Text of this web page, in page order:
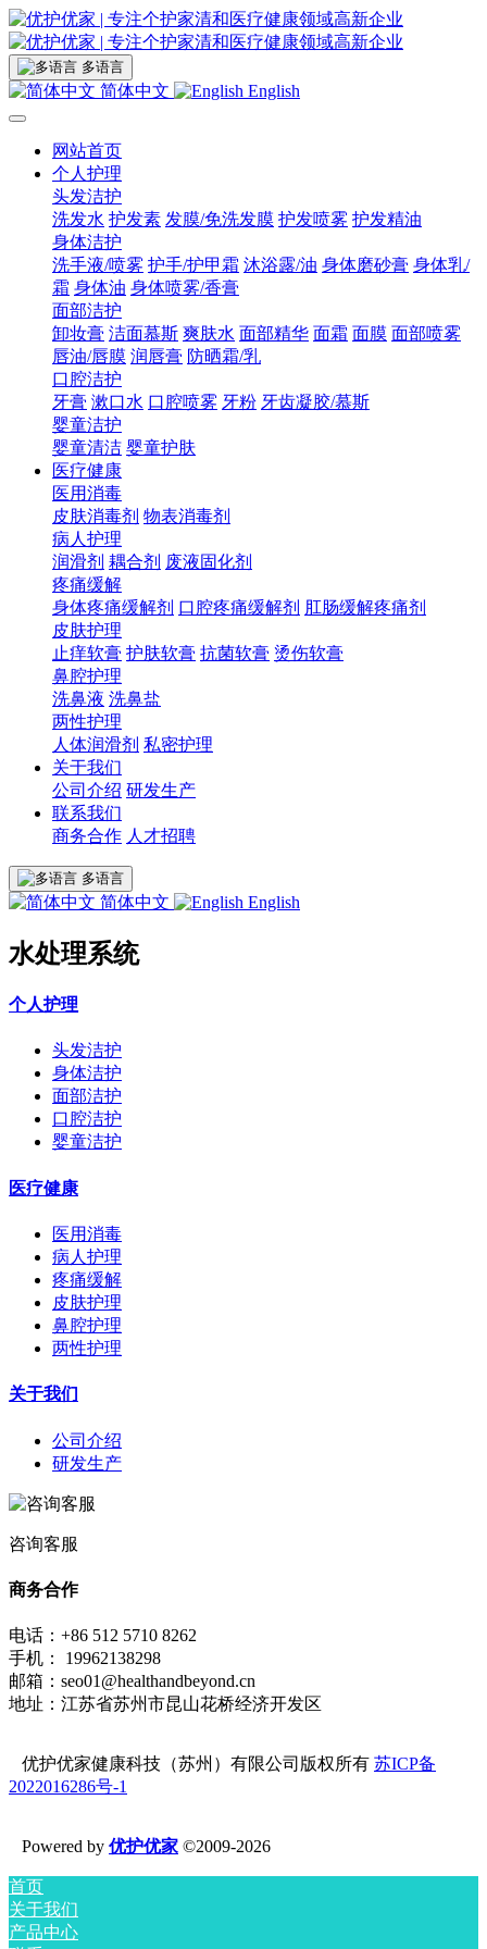
多语言
简体中文 English
网站首页
个人护理
头发洁护
洗发水 护发素 发膜/免洗发膜 护发喷雾 护发精油
身体洁护
洗手液/喷雾 护手/护甲霜 沐浴露/油 身体磨砂膏 身体乳/
霜 身体油 身体喷雾/香膏
面部洁护
卸妆膏 洁面慕斯 爽肤水 面部精华 面霜 面膜 面部喷雾
唇油/唇膜 润唇膏 防晒霜/乳
口腔洁护
牙膏 漱口水 口腔喷雾 牙粉 牙齿凝胶/慕斯
婴童洁护
婴童清洁 婴童护肤
医疗健康
医用消毒
皮肤消毒剂 物表消毒剂
病人护理
润滑剂 耦合剂 废液固化剂
疼痛缓解
身体疼痛缓解剂 口腔疼痛缓解剂 肛肠缓解疼痛剂
皮肤护理
止痒软膏 护肤软膏 抗菌软膏 烫伤软膏
鼻腔护理
洗鼻液 洗鼻盐
两性护理
人体润滑剂 私密护理
关于我们
公司介绍 研发生产
联系我们
商务合作 人才招聘
多语言
简体中文 English
水处理系统
个人护理
头发洁护
身体洁护
面部洁护
口腔洁护
婴童洁护
医疗健康
医用消毒
病人护理
疼痛缓解
皮肤护理
鼻腔护理
两性护理
关于我们
公司介绍
研发生产
咨询客服
商务合作
电话：+86 512 5710 8262
手机： 19962138298
邮箱：seo01@healthandbeyond.cn
地址：江苏省苏州市昆山花桥经济开发区
优护优家健康科技（苏州）有限公司版权所有 苏ICP备
2022016286号-1
Powered by 优护优家 ©2009-2026
首页
关于我们
产品中心